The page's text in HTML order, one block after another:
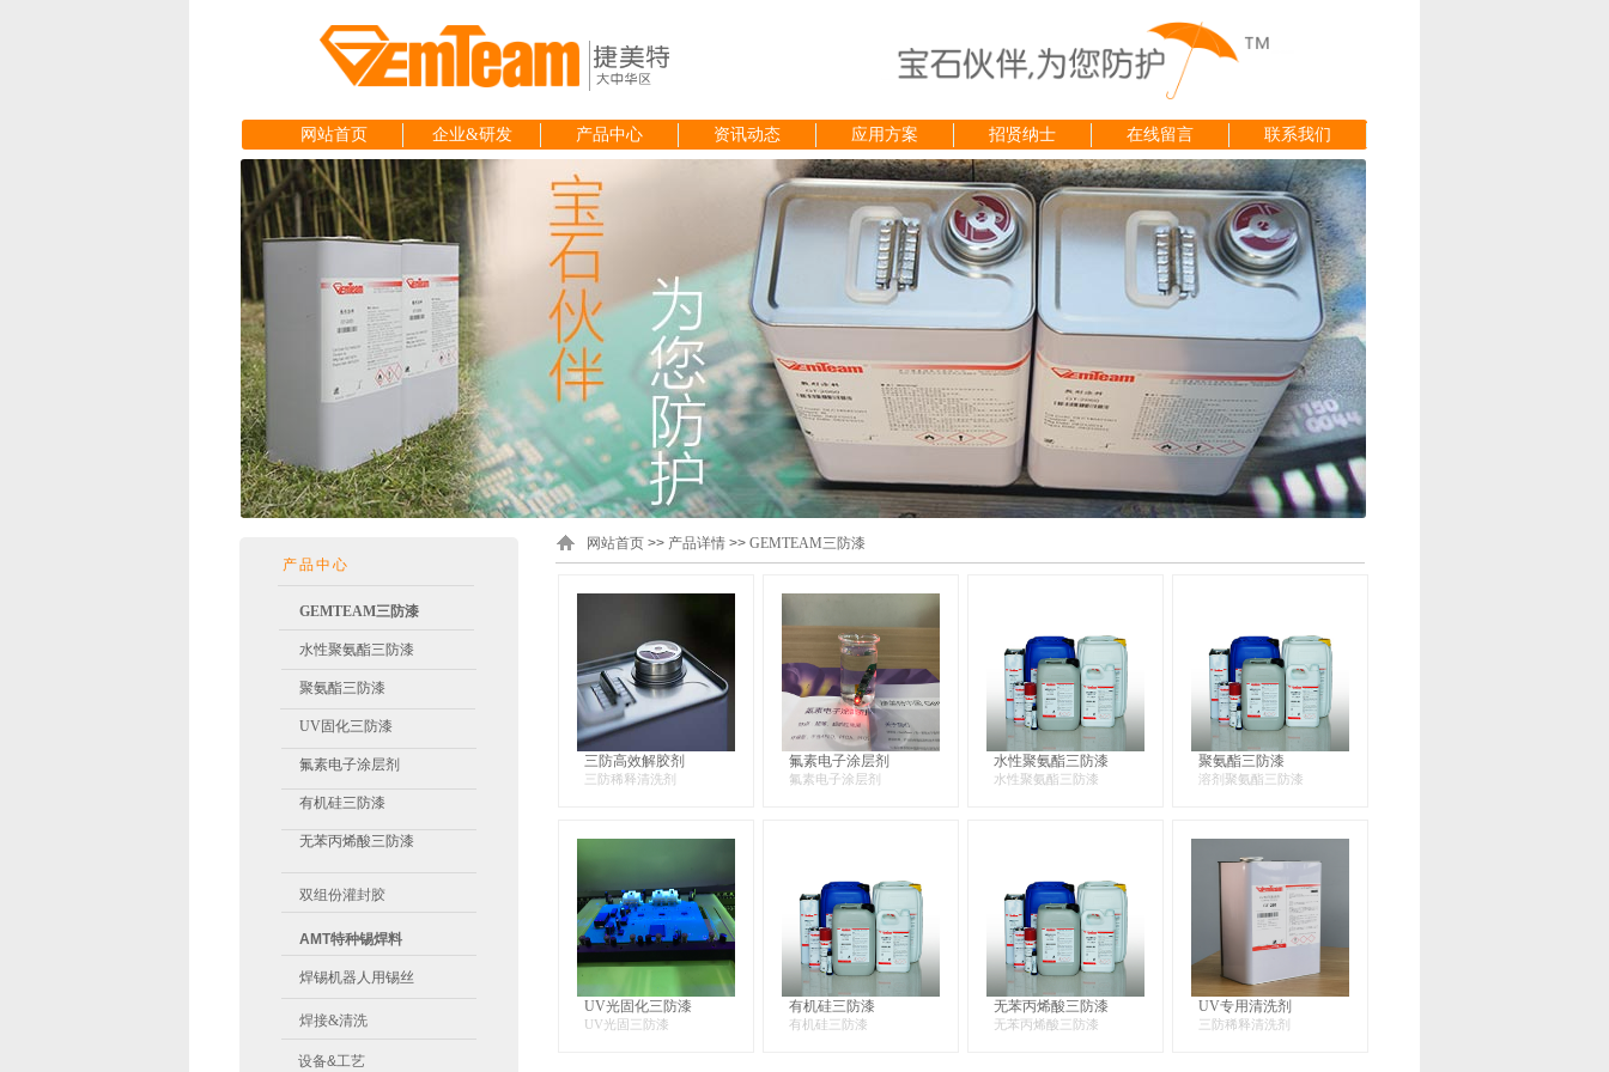
网站首页 企业&研发 产品中心 资讯动态 应用方案 招贤纳士 在线留言 联系我们
网站首页 >> 产品详情 >> GEMTEAM三防漆
产品中心
三防高效解胶剂
三防稀释清洗剂
氟素电子涂层剂
氟素电子涂层剂
水性聚氨酯三防漆
水性聚氨酯三防漆
聚氨酯三防漆
溶剂聚氨酯三防漆
UV光固化三防漆
UV光固三防漆
有机硅三防漆
有机硅三防漆
无苯丙烯酸三防漆
无苯丙烯酸三防漆
UV专用清洗剂
三防稀释清洗剂
GEMTEAM三防漆
水性聚氨酯三防漆
聚氨酯三防漆
UV固化三防漆
氟素电子涂层剂
有机硅三防漆
无苯丙烯酸三防漆
双组份灌封胶
AMT特种锡焊料
焊锡机器人用锡丝
焊接&清洗
设备&工艺